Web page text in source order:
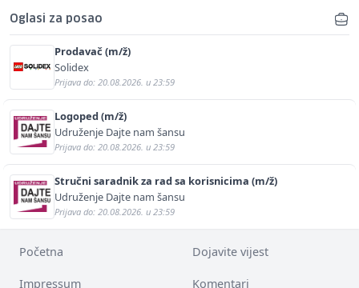
Oglasi za posao
Prodavač (m/ž)
Solidex
Prijava do: 20.08.2026. u 23:59
Logoped (m/ž)
Udruženje Dajte nam šansu
Prijava do: 20.08.2026. u 23:59
Stručni saradnik za rad sa korisnicima (m/ž)
Udruženje Dajte nam šansu
Prijava do: 20.08.2026. u 23:59
Početna Dojavite vijest
Impressum Komentari